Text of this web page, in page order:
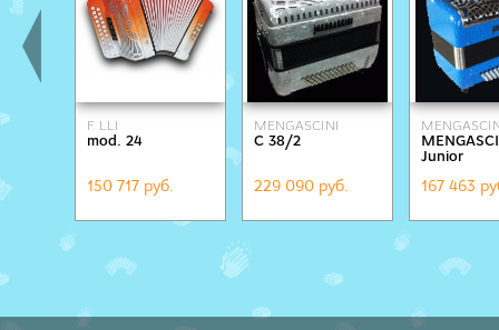
F. LLI
ALESSANDRINI
mod. 24
150 717 руб.
MENGASCINI
C 38/2
229 090 руб.
Junior
167 463